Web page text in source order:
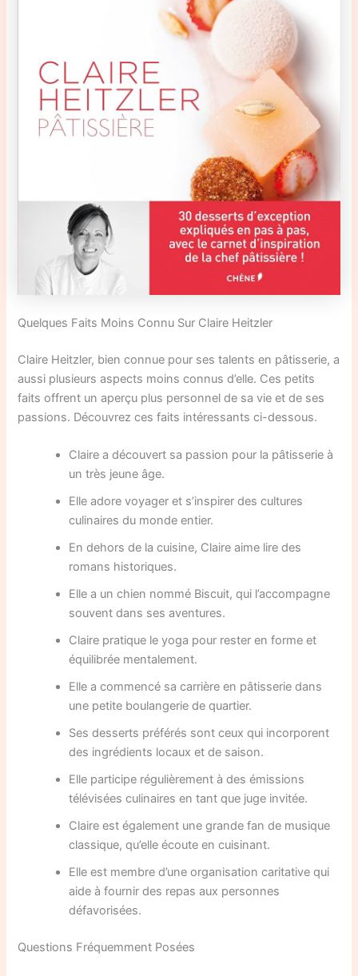
Quelques Faits Moins Connu Sur Claire Heitzler
Claire Heitzler, bien connue pour ses talents en pâtisserie, a
aussi plusieurs aspects moins connus d’elle. Ces petits
faits offrent un aperçu plus personnel de sa vie et de ses
passions. Découvrez ces faits intéressants ci-dessous.
Claire a découvert sa passion pour la pâtisserie à
un très jeune âge.
Elle adore voyager et s’inspirer des cultures
culinaires du monde entier.
En dehors de la cuisine, Claire aime lire des
romans historiques.
Elle a un chien nommé Biscuit, qui l’accompagne
souvent dans ses aventures.
Claire pratique le yoga pour rester en forme et
équilibrée mentalement.
Elle a commencé sa carrière en pâtisserie dans
une petite boulangerie de quartier.
Ses desserts préférés sont ceux qui incorporent
des ingrédients locaux et de saison.
Elle participe régulièrement à des émissions
télévisées culinaires en tant que juge invitée.
Claire est également une grande fan de musique
classique, qu’elle écoute en cuisinant.
Elle est membre d’une organisation caritative qui
aide à fournir des repas aux personnes
défavorisées.
Questions Fréquemment Posées